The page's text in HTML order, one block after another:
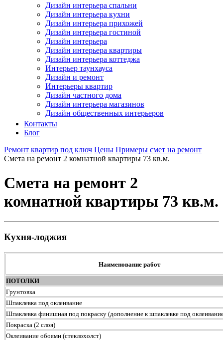
Дизайн интерьера спальни
Дизайн интерьера кухни
Дизайн интерьера прихожей
Дизайн интерьера гостиной
Дизайн интерьера
Дизайн интерьера квартиры
Дизайн интерьера коттеджа
Интерьер таунхауса
Дизайн и ремонт
Интерьеры квартир
Дизайн частного дома
Дизайн интерьера магазинов
Дизайн общественных интерьеров
Контакты
Блог
Ремонт квартир под ключ Цены Примеры смет на ремонт
Смета на ремонт 2 комнатной квартиры 73 кв.м.
Смета на ремонт 2
комнатной квартиры 73 кв.м.
Кухня-лоджия
Наименование работ
ПОТОЛКИ
Грунтовка
Шпаклевка под оклеивание
Шпаклевка финишная под покраску (дополнение к шпаклевке под
Покраска (2 слоя)
Оклеивание обоями (стеклохолст)